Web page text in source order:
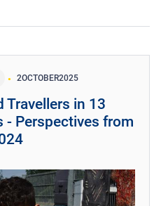
2OCTOBER2025
Travellers in 13
- Perspectives from